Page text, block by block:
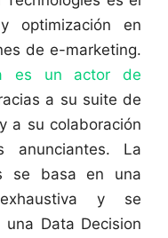
optimización en
de e-marketing.
es un actor de
a su suite de
a su colaboración
anunciantes. La
se basa en una
y se
Data Decision